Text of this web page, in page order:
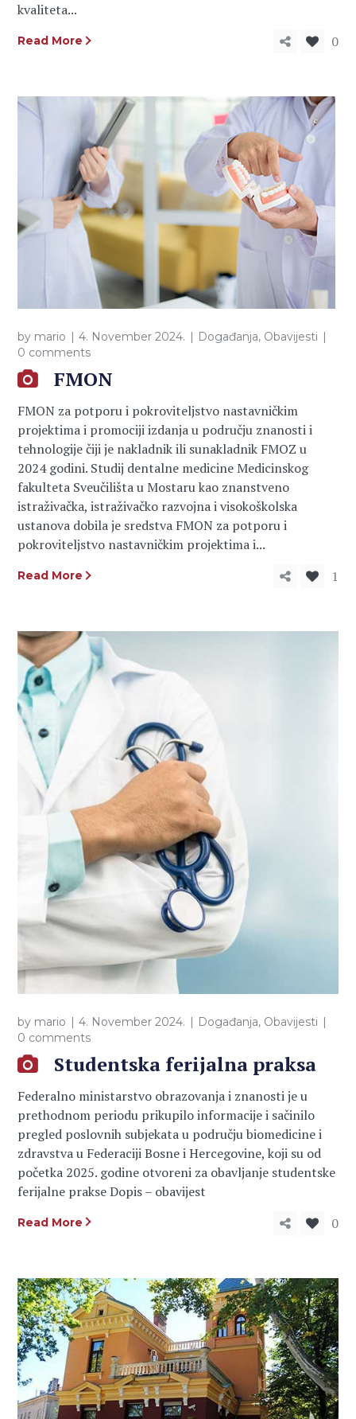
kvaliteta...
Read More 0
by mario 4. November 2024. Događanja, Obavijesti
0 comments
FMON
FMON za potporu i pokroviteljstvo nastavničkim
projektima i promociji izdanja u području znanosti i
tehnologije čiji je nakladnik ili sunakladnik FMOZ u
2024 godini. Studij dentalne medicine Medicinskog
fakulteta Sveučilišta u Mostaru kao znanstveno
istraživačka, istraživačko razvojna i visokoškolska
ustanova dobila je sredstva FMON za potporu i
pokroviteljstvo nastavničkim projektima i...
Read More 1
by mario 4. November 2024. Događanja, Obavijesti
0 comments
Studentska ferijalna praksa
Federalno ministarstvo obrazovanja i znanosti je u
prethodnom periodu prikupilo informacije i sačinilo
pregled poslovnih subjekata u području biomedicine i
zdravstva u Federaciji Bosne i Hercegovine, koji su od
početka 2025. godine otvoreni za obavljanje studentske
ferijalne prakse Dopis – obavijest
Read More 0